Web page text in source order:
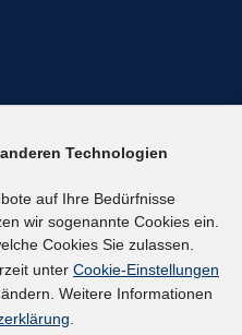
Technologien
auf Ihre Bedürfnisse
wir sogenannte Cookies ein.
Cookies Sie zulassen.
unter Cookie-Einstellungen
Weitere Informationen
.